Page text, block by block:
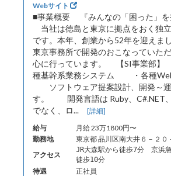
Webサイト
■事業概要 『みんなの「困った」を
当社は徳島と東京に拠点をおく独
です。本年、創業から52年を迎えま
東京事務所で開発のおこなっていた
心に行っています。 【SI事業部
種基幹系業務システム ・各種
ソフトウェア提案設計、開発～運
す。 開発言語は Ruby、C#.NET
でなく、ロ... [詳細]
給与
月給 23万1800円〜
勤務地
東京都 品川区南大井６－２０
アクセス
JR大森駅から徒歩7分 京浜
徒歩10分
待遇 正社員